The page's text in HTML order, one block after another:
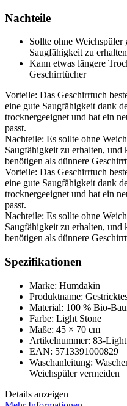
Nachteile
Sollte ohne Weichspüler
Saugfähigkeit zu erhalten
Kann etwas längere
Geschirrtücher
Vorteile: Das Geschirrtuch
eine gute Saugfähigkeit dank
trocknergeeignet und hat ein
passt.
Nachteile: Es sollte ohne
Saugfähigkeit zu erhalten, und
benötigen als dünnere
Vorteile: Das Geschirrtuch
eine gute Saugfähigkeit dank
trocknergeeignet und hat ein
passt.
Nachteile: Es sollte ohne
Saugfähigkeit zu erhalten, und
benötigen als dünnere
Spezifikationen
Marke: Humdakin
Produktname:
Material: 100 % Bio-
Farbe: Light Stone
Maße: 45 × 70 cm
Artikelnummer: 83-
EAN: 5713391000829
Waschanleitung:
Weichspüler vermeiden
Details anzeigen